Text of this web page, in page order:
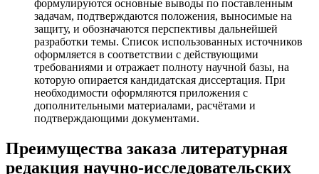
формулируются основные выводы по поставленным
задачам, подтверждаются положения, выносимые на
защиту, и обозначаются перспективы дальнейшей
разработки темы. Список использованных источников
оформляется в соответствии с действующими
требованиями и отражает полноту научной базы, на
которую опирается кандидатская диссертация. При
необходимости оформляются приложения с
дополнительными материалами, расчётами и
подтверждающими документами.
Преимущества заказа литературная
редакция научно-исследовательских